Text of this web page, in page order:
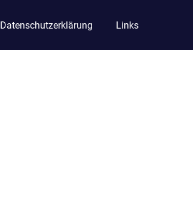
Datenschutzerklärung Links